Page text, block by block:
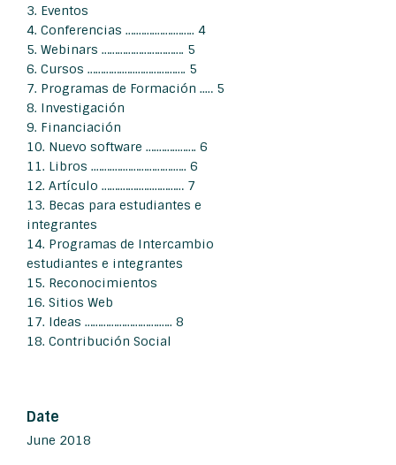
3. Eventos
4. Conferencias ….…….…….…….. 4
5. Webinars …………………………. 5
6. Cursos ………….…..………………. 5
7. Programas de Formación ..… 5
8. Investigación
9. Financiación
10. Nuevo software ….……..……. 6
11. Libros .…….….……………….….. 6
12. Artículo …….…….…..………… 7
13. Becas para estudiantes e
integrantes
14. Programas de Intercambio
estudiantes e integrantes
15. Reconocimientos
16. Sitios Web
17. Ideas ……………………….….. 8
18. Contribución Social
Date
June 2018